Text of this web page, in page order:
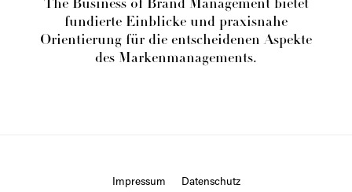
DRESS FOR
PERFORMANCE?